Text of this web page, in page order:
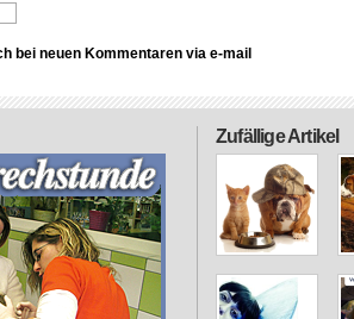
bei neuen Kommentaren via e-mail
Zufällige Artikel